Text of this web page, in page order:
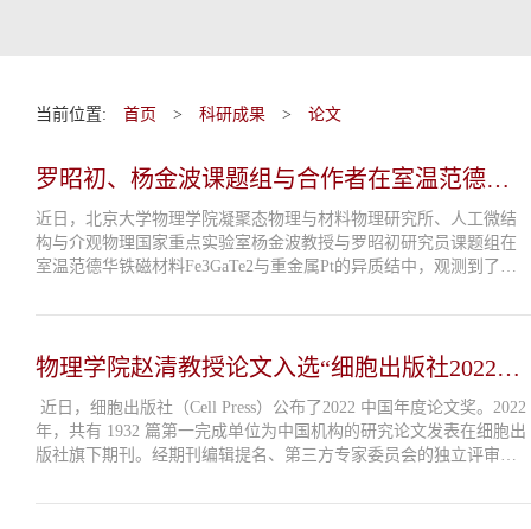
当前位置: 首页 > 科研成果 > 论文
罗昭初、杨金波课题组与合作者在室温范德华
磁体中实现高效自旋力矩与无场...
近日，北京大学物理学院凝聚态物理与材料物理研究所、人工微结
构与介观物理国家重点实验室杨金波教授与罗昭初研究员课题组在
室温范德华铁磁材料Fe3GaTe2与重金属Pt的异质结中，观测到了电
无磁场辅助的电流驱动磁化...
物理学院赵清教授论文入选“细胞出版社2022中
国年度论文”
近日，细胞出版社（Cell Press）公布了2022 中国年度论文奖。2022
年，共有 1932 篇第一完成单位为中国机构的研究论文发表在细胞出
版社旗下期刊。经期刊编辑提名、第三方专家委员会的独立评审，
社从中评选出了生命...